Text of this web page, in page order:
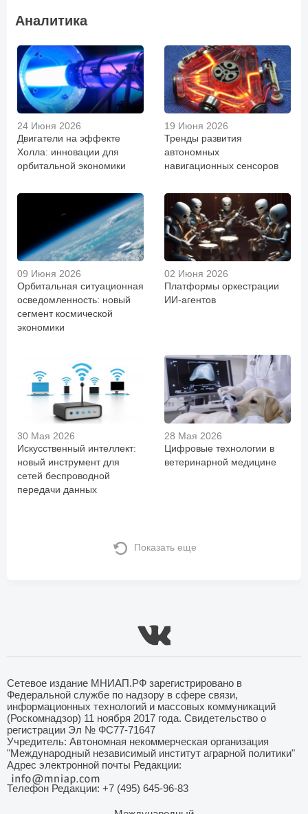
Аналитика
24 Июня 2026
Двигатели на эффекте
Холла: инновации для
орбитальной экономики
19 Июня 2026
Тренды развития
автономных
навигационных сенсоров
09 Июня 2026
Орбитальная ситуационная
осведомленность: новый
сегмент космической
экономики
02 Июня 2026
Платформы оркестрации
ИИ-агентов
30 Мая 2026
Искусственный интеллект:
новый инструмент для
сетей беспроводной
передачи данных
28 Мая 2026
Цифровые технологии в
ветеринарной медицине
Показать еще
Сетевое издание МНИАП.РФ зарегистрировано в
Федеральной службе по надзору в сфере связи,
информационных технологий и массовых коммуникаций
(Роскомнадзор) 11 ноября 2017 года. Свидетельство о
регистрации Эл № ФС77-71647
Учредитель: Автономная некоммерческая организация
"Международный независимый институт аграрной политики"
Адрес электронной почты Редакции:
Телефон Редакции: +7 (495) 645-96-83